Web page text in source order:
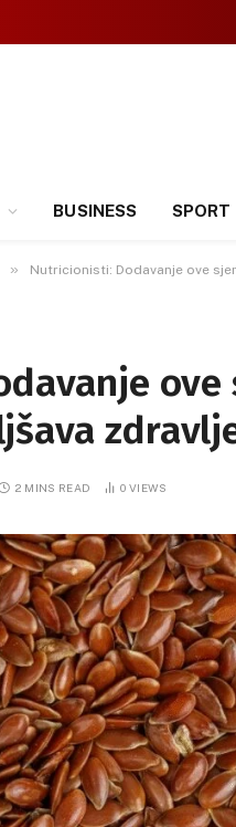
BUSINESS SPORT
» Nutricionisti: Dodavanje ove
ove
2 MINS READ 0VIEWS